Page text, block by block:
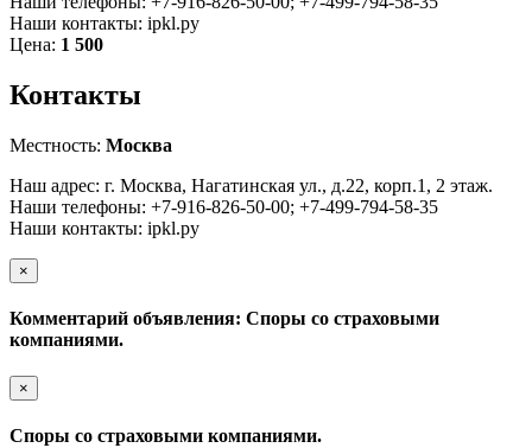
Наши контакты: ipkl.ру
Цена: 1 500
Контакты
Местность: Москва
Наш адрес: г. Москва, Нагатинская ул., д.22, корп.1, 2 этаж.
Наши телефоны: +7-916-826-50-00; +7-499-794-58-35
Наши контакты: ipkl.ру
×
Комментарий объявления: Споры со страховыми
компаниями.
×
Споры со страховыми компаниями.